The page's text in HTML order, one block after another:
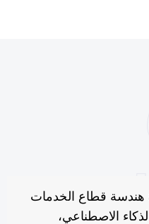
قطاع الخدمات
الاصطناعي،